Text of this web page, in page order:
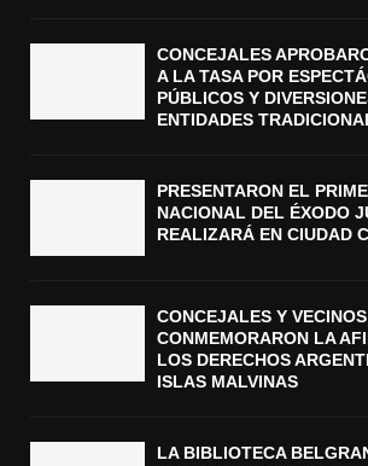
CONCEJALES
A LA TASA POR
PÚBLICOS Y
ENTIDADES
PRESENTARON EL
NACIONAL DEL ÉXODO
REALIZARÁ EN CIUDAD
CONCEJALES Y VECINOS
CONMEMORARON LA
LOS DERECHOS
ISLAS MALVINAS
LA BIBLIOTECA